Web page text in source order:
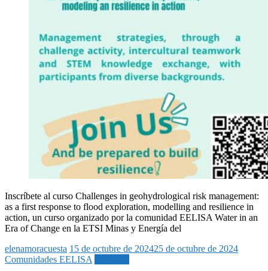
Inscríbete al curso Challenges in geohydrological risk management:
as a first response to flood exploration, modelling and resilience in
action, un curso organizado por la comunidad EELISA Water in an
Era of Change en la ETSI Minas y Energía del
elenamoracuesta 15 de octubre de 202425 de octubre de 2024
Comunidades EELISA